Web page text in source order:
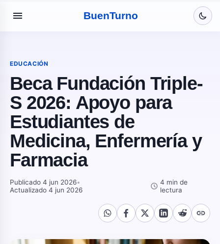
menu BuenTurno
EDUCACIÓN
Beca Fundación Triple-
S 2026: Apoyo para
Estudiantes de
Medicina, Enfermería y
Farmacia
Publicado 4 jun 2026•
Actualizado 4 jun 2026
schedule 4 min de
lectura
link